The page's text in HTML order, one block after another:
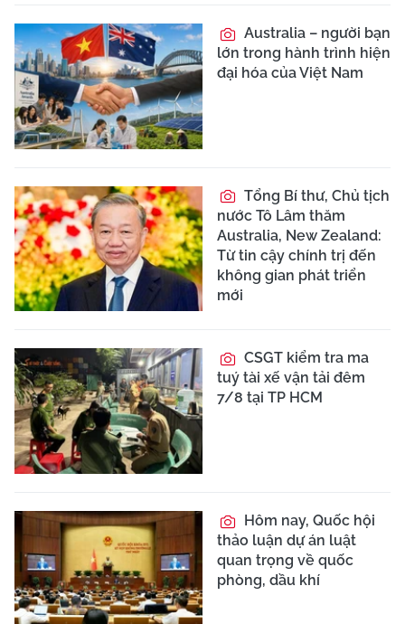
Australia – người bạn
lớn trong hành trình hiện
đại hóa của Việt Nam
Tổng Bí thư, Chủ tịch
nước Tô Lâm thăm
Australia, New Zealand:
Từ tin cậy chính trị đến
không gian phát triển
mới
CSGT kiểm tra ma
tuý tài xế vận tải đêm
7/8 tại TP HCM
Hôm nay, Quốc hội
thảo luận dự án luật
quan trọng về quốc
phòng, dầu khí